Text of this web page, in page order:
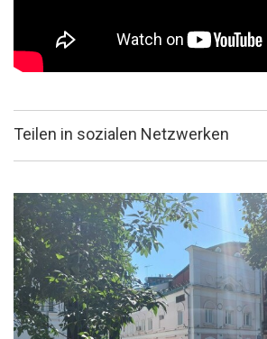
Teilen in sozialen Netzwerken